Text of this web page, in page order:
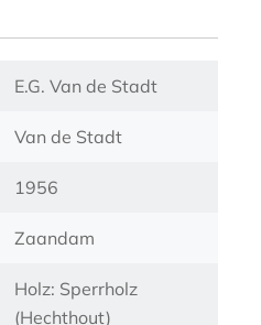
E.G. Van de Stadt
Van de Stadt
1956
Zaandam
Holz: Sperrholz
(Hechthout)